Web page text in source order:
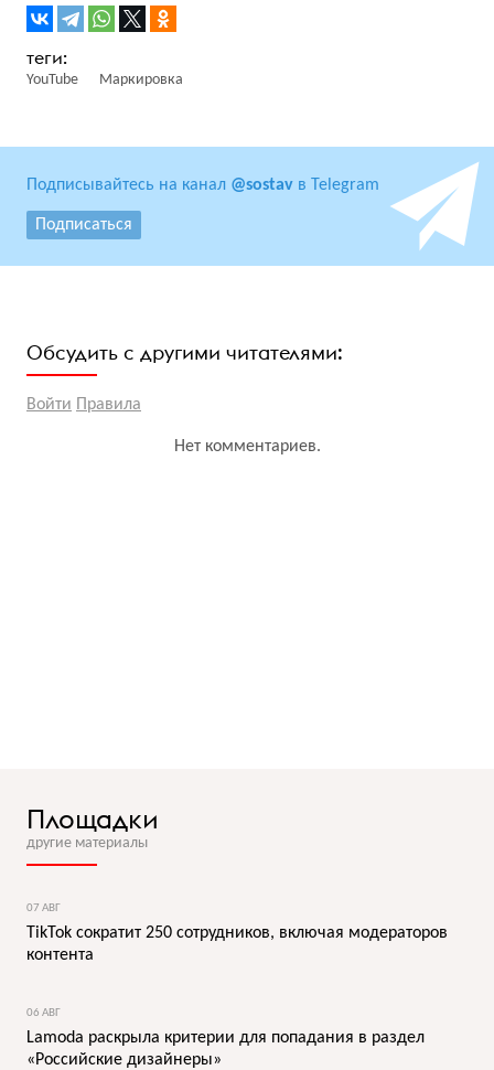
YouTube Маркировка
Подписывайтесь на канал @sostav в Telegram
Подписаться
Обсудить с другими читателями:
Войти Правила
Нет комментариев.
Площадки
другие материалы
07 АВГ
TikTok сократит 250 сотрудников, включая модераторов
контента
06 АВГ
Lamoda раскрыла критерии для попадания в раздел
«Российские дизайнеры»